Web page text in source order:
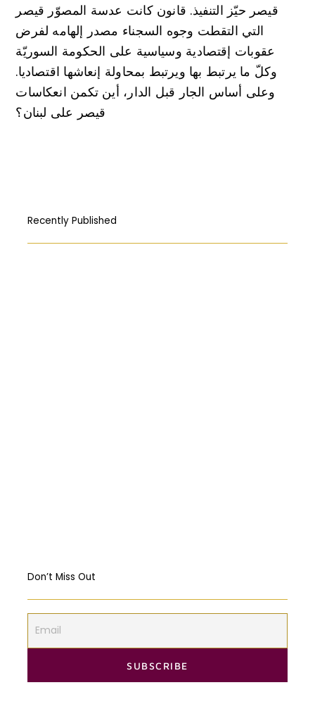
قيصر حيّز التنفيذ. قانون كانت عدسة المصوّر قيصر
التي التقطت وجوه السجناء مصدر إلهامه لفرض
عقوبات إقتصادية وسياسية على الحكومة السوريّة
وكلّ ما يرتبط بها ويرتبط بمحاولة إنعاشها اقتصاديا.
وعلى أساس الجار قبل الدار، أين تكمن انعكاسات
قيصر على لبنان؟
Recently Published
Don’t Miss Out